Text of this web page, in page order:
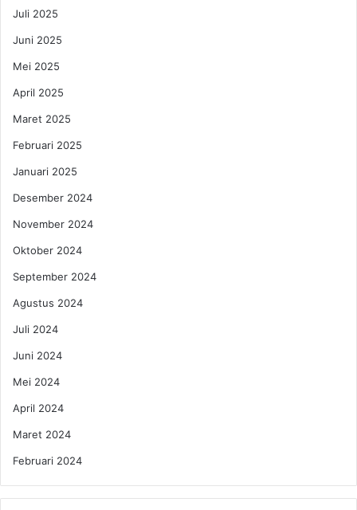
a
Juli 2025
Juni 2025
Mei 2025
April 2025
Maret 2025
Februari 2025
Januari 2025
Desember 2024
November 2024
Oktober 2024
September 2024
Agustus 2024
Juli 2024
Juni 2024
Mei 2024
April 2024
Maret 2024
Februari 2024